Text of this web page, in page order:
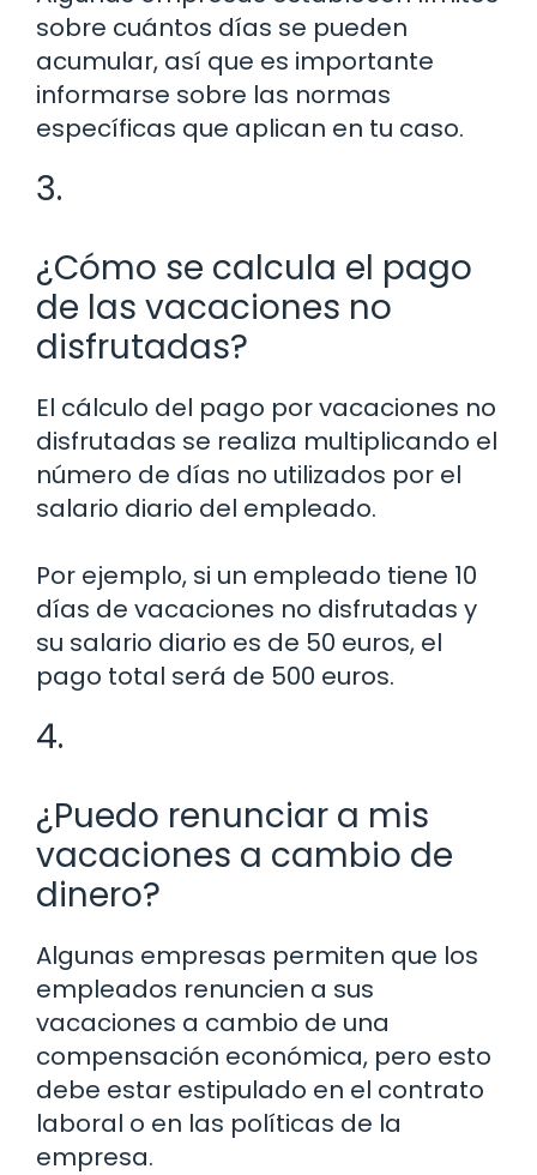
sobre cuántos días se pueden
acumular, así que es importante
informarse sobre las normas
específicas que aplican en tu caso.
3.
¿Cómo se calcula el pago
de las vacaciones no
disfrutadas?
El cálculo del pago por vacaciones no
disfrutadas se realiza multiplicando el
número de días no utilizados por el
salario diario del empleado.
Por ejemplo, si un empleado tiene 10
días de vacaciones no disfrutadas y
su salario diario es de 50 euros, el
pago total será de 500 euros.
4.
¿Puedo renunciar a mis
vacaciones a cambio de
dinero?
Algunas empresas permiten que los
empleados renuncien a sus
vacaciones a cambio de una
compensación económica, pero esto
debe estar estipulado en el contrato
laboral o en las políticas de la
empresa.